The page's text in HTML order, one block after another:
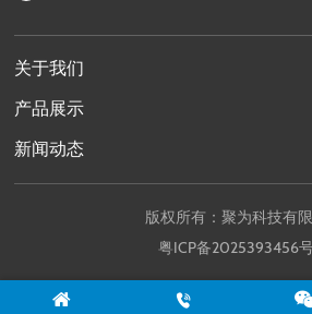
关于我们
产品展示
新闻动态
版权所有：聚为科技有
粤ICP备2025393456